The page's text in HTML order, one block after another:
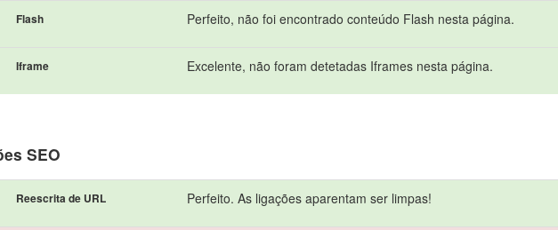
Flash Perfeito, não foi encontrado conteúdo Flash nesta página.
Iframe Excelente, não foram detetadas Iframes nesta página.
SEO
Reescrita de URL Perfeito. As ligações aparentam ser limpas!